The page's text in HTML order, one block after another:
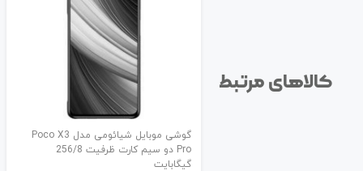
کالاهای مرتبط
گوشی موبایل شیائومی مدل Poco X3
Pro دو سیم کارت ظرفیت 256/8
گیگابایت